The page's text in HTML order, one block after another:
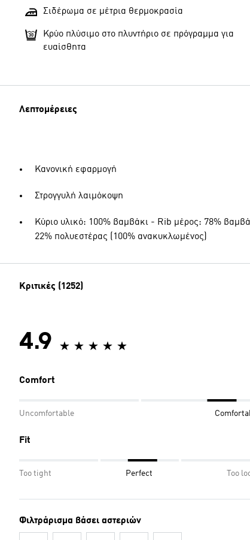
Σιδέρωμα σε μέτρια θερμοκρασία
Κρύο πλύσιμο στο πλυντήριο σε πρόγραμμα για
ευαίσθητα
Λεπτομέρειες
Κανονική εφαρμογή
Στρογγυλή λαιμόκοψη
Κύριο υλικό: 100% βαμβάκι - Rib μέρος: 78%
22% πολυεστέρας (100% ανακυκλωμένος)
Κριτικές (1252)
4.9
Comfort
Uncomfortable
Fit
Too tight Perfect Too
Φιλτράρισμα βάσει αστεριών